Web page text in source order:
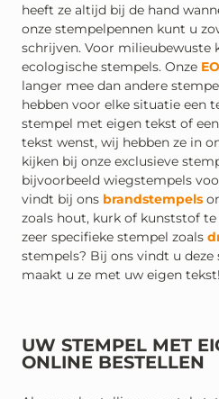
heeft ze altijd bij de hand
onze stempelpennen kunt u
schrijven. Voor milieubewuste
ecologische stempels. Onze
langer mee dan andere
hebben voor elke situatie een
stempel met eigen tekst of
tekst wenst, wij hebben ze in
kijken bij onze exclusieve
bijvoorbeeld wiegstempels
vindt bij ons brandstempels
zoals hout, kurk of kunststof
zeer specifieke stempel zoals
stempels? Bij ons vindt u
maakt u ze met uw eigen tekst!
UW STEMPEL MET
ONLINE BESTELLEN